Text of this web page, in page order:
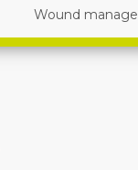
Wound